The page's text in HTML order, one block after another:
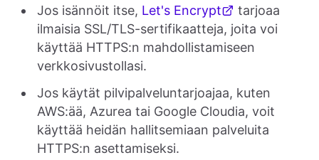
Jos isännöit itse, Let's Encrypt
tarjoaa
ilmaisia SSL/TLS-sertifikaatteja, joita voi
käyttää HTTPS:n mahdollistamiseen
verkkosivustollasi.
Jos käytät pilvipalveluntarjoajaa, kuten
AWS:ää, Azurea tai Google Cloudia, voit
käyttää heidän hallitsemiaan palveluita
HTTPS:n asettamiseksi.